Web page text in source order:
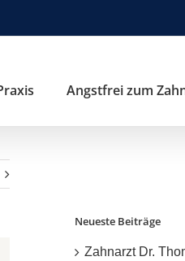
Angstfrei zum
Neueste Beiträge
Zahnarzt Dr.